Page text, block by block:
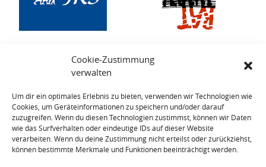
Cookie-Zustimmung
verwalten
Um dir ein optimales Erlebnis zu bieten, verwenden wir Technologien wie
Cookies, um Geräteinformationen zu speichern und/oder darauf
zuzugreifen. Wenn du diesen Technologien zustimmst, können wir Daten
wie das Surfverhalten oder eindeutige IDs auf dieser Website
verarbeiten. Wenn du deine Zustimmung nicht erteilst oder zurückziehst,
können bestimmte Merkmale und Funktionen beeinträchtigt werden.